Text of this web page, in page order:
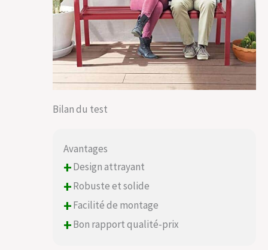
Bilan du test
Avantages
+Design attrayant
+Robuste et solide
+Facilité de montage
+Bon rapport qualité-prix